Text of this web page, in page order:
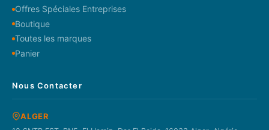
Offres Spéciales Entreprises
Boutique
Toutes les marques
Panier
Nous Contacter
ALGER